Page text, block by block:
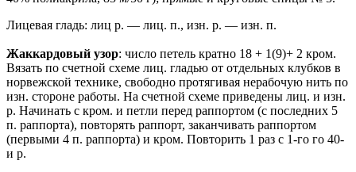
Лицевая гладь: лиц р. — лиц. п., изн. р. — изн. п.
Жаккардовый узор: число петель кратно 18 + 1(9)+ 2 кром.
Вязать по счетной схеме лиц. гладью от отдельных клубков в
норвежской технике, свободно протягивая нерабочую нить по
изн. стороне работы. На счетной схеме приведены лиц. и изн.
р. Начинать с кром. и петли перед раппортом (с последних 5
п. раппорта), повторять раппорт, заканчивать раппортом
(первыми 4 п. раппорта) и кром. Повторить 1 раз с 1-го го 40-
и р.